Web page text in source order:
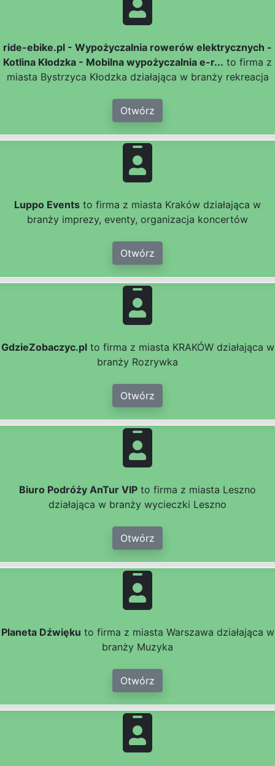
ride-ebike.pl - Wypożyczalnia rowerów elektrycznych -
Kotlina Kłodzka - Mobilna wypożyczalnia e-r... to firma z
miasta Bystrzyca Kłodzka działająca w branży rekreacja
Otwórz
Luppo Events to firma z miasta Kraków działająca w
branży imprezy, eventy, organizacja koncertów
Otwórz
GdzieZobaczyc.plto firma z miasta KRAKÓW działająca w
branży Rozrywka
Otwórz
Biuro Podróży AnTur VIP to firma z miasta Leszno
działająca w branży wycieczki Leszno
Otwórz
Planeta Dźwięku to firma z miasta Warszawa działająca w
branży Muzyka
Otwórz